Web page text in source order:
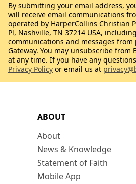
ABOUT
About
News & Knowledge
Statement of Faith
Mobile App
By submitting your email address,
will receive email communications
operated by HarperCollins Christian
Pl, Nashville, TN 37214 USA,
communications and messages
Gateway. You may unsubscribe from
at any time. If you have any
Privacy Policy or email us at